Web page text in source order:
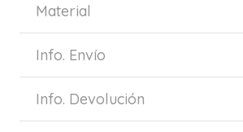
Material
Info. Envío
Info. Devolución